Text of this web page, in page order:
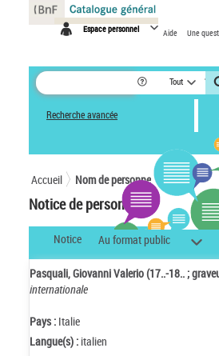
Espace personnel Aide Une
Tout
Recherche avancée
Accueil Nom de personne
Notice de personne
Notice Au format public
Pasquali, Giovanni Valerio (17..-18.. ;
internationale
Pays : Italie
Langue(s) : italien
Panneau de gestion des cookies